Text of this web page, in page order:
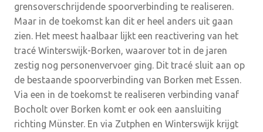
grensoverschrijdende spoorverbinding te realiseren.
Maar in de toekomst kan dit er heel anders uit gaan
zien. Het meest haalbaar lijkt een reactivering van het
tracé Winterswijk-Borken, waarover tot in de jaren
zestig nog personenvervoer ging. Dit tracé sluit aan op
de bestaande spoorverbinding van Borken met Essen.
Via een in de toekomst te realiseren verbinding vanaf
Bocholt over Borken komt er ook een aansluiting
richting Münster. En via Zutphen en Winterswijk krijgt